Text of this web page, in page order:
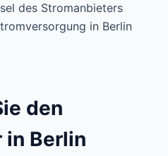
des Stromanbieters
in Berlin
den
in Berlin